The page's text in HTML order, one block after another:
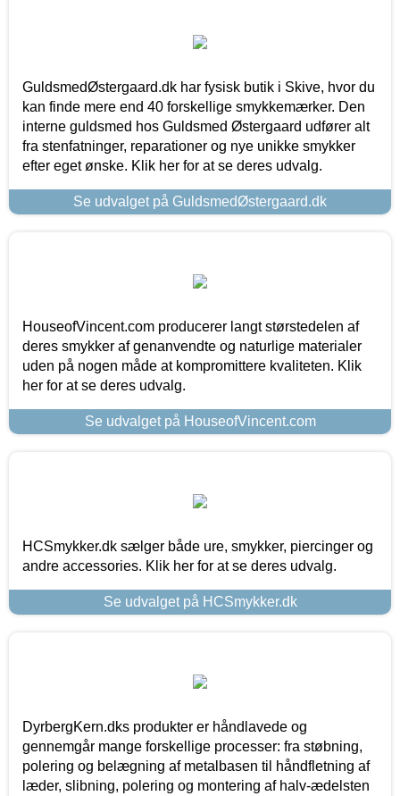
GuldsmedØstergaard.dk har fysisk butik i Skive, hvor du
kan finde mere end 40 forskellige smykkemærker. Den
interne guldsmed hos Guldsmed Østergaard udfører alt
fra stenfatninger, reparationer og nye unikke smykker
efter eget ønske. Klik her for at se deres udvalg.
Se udvalget på GuldsmedØstergaard.dk
HouseofVincent.com producerer langt størstedelen af
deres smykker af genanvendte og naturlige materialer
uden på nogen måde at kompromittere kvaliteten. Klik
her for at se deres udvalg.
Se udvalget på HouseofVincent.com
HCSmykker.dk sælger både ure, smykker, piercinger og
andre accessories. Klik her for at se deres udvalg.
Se udvalget på HCSmykker.dk
DyrbergKern.dks produkter er håndlavede og
gennemgår mange forskellige processer: fra støbning,
polering og belægning af metalbasen til håndfletning af
læder, slibning, polering og montering af halv-ædelsten